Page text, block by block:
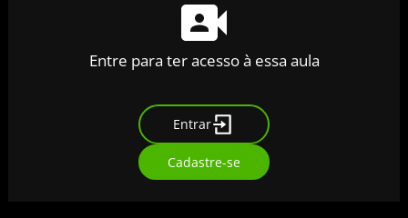
Entre para ter acesso à essa aula
Entrar
Cadastre-se